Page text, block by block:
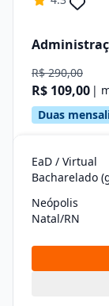
R$ 290,00
R$ 109,00 |
Duas
EaD / Virtual
Bacharelado
Neópolis
Natal/RN